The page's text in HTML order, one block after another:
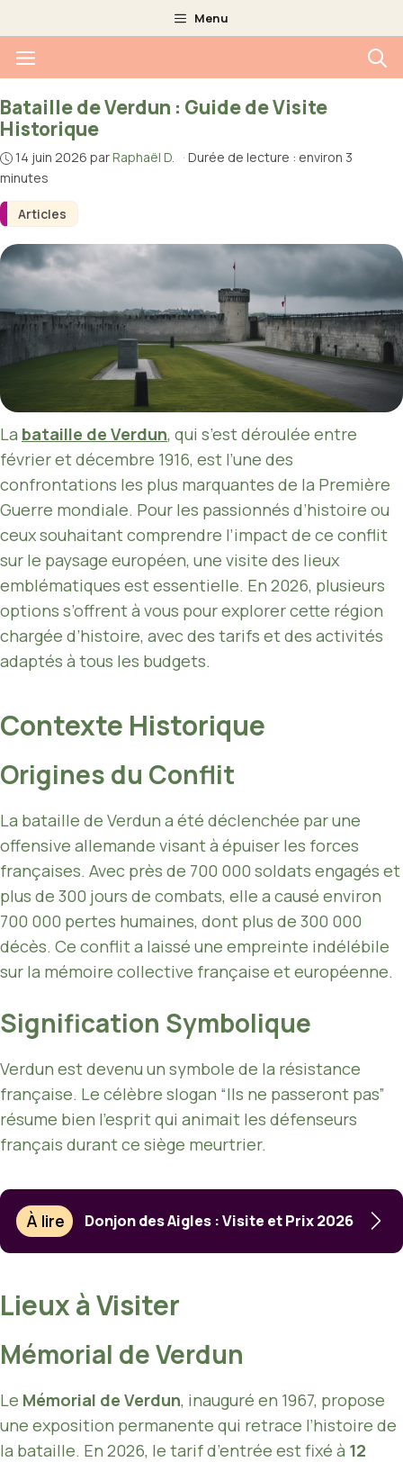
au
contenu
Menu
Menu
Articles
Bataille de Verdun : Guide de Visite
Historique
14 juin 2026 parRaphaël D. · Durée de lecture : environ 3
minutes
La bataille de Verdun, qui s’est déroulée entre
février et décembre 1916, est l’une des
confrontations les plus marquantes de la Première
Guerre mondiale. Pour les passionnés d’histoire ou
ceux souhaitant comprendre l’impact de ce conflit
sur le paysage européen, une visite des lieux
emblématiques est essentielle. En 2026, plusieurs
options s’offrent à vous pour explorer cette région
chargée d’histoire, avec des tarifs et des activités
adaptés à tous les budgets.
Contexte Historique
Origines du Conflit
La bataille de Verdun a été déclenchée par une
offensive allemande visant à épuiser les forces
françaises. Avec près de 700 000 soldats engagés et
plus de 300 jours de combats, elle a causé environ
700 000 pertes humaines, dont plus de 300 000
décès. Ce conflit a laissé une empreinte indélébile
sur la mémoire collective française et européenne.
Signification Symbolique
Verdun est devenu un symbole de la résistance
française. Le célèbre slogan “Ils ne passeront pas”
résume bien l’esprit qui animait les défenseurs
français durant ce siège meurtrier.
À lire Donjon des Aigles : Visite et Prix 2026
Lieux à Visiter
Mémorial de Verdun
Le Mémorial de Verdun, inauguré en 1967, propose
une exposition permanente qui retrace l’histoire de
la bataille. En 2026, le tarif d’entrée est fixé à 12